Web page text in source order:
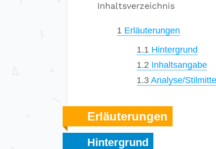
Inhaltsverzeichnis
1 Erläuterungen
1.1 Hintergrund
1.2 Inhaltsangabe
1.3 Analyse/Stilmittel
Erläuterungen
Hintergrund